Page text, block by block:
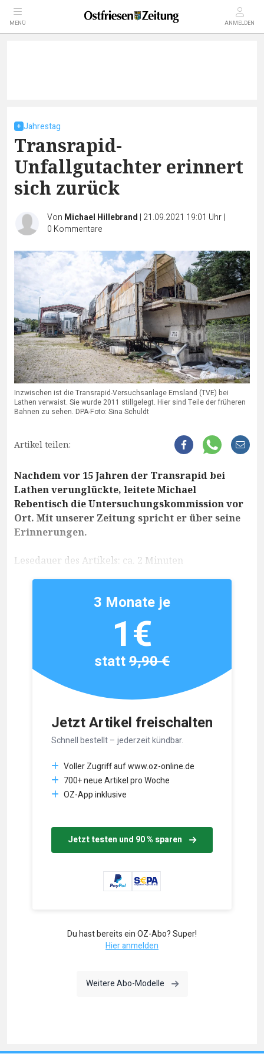
MENÜ ANMELDEN
Jahrestag
Transrapid-
Unfallgutachter erinnert
sich zurück
Von Michael Hillebrand | 21.09.2021 19:01 Uhr|
0 Kommentare
Inzwischen ist die Transrapid-Versuchsanlage Emsland (TVE) bei
Lathen verwaist. Sie wurde 2011 stillgelegt. Hier sind Teile der früheren
Bahnen zu sehen. DPA-Foto: Sina Schuldt
Artikel teilen:
Nachdem vor 15 Jahren der Transrapid bei
Lathen verunglückte, leitete Michael
Rebentisch die Untersuchungskommission vor
Ort. Mit unserer Zeitung spricht er über seine
Erinnerungen.
Lesedauer des Artikels: ca. 2 Minuten
Jetzt Artikel freischalten
Schnell bestellt – jederzeit kündbar.
Voller Zugriff auf www.oz-online.de
700+ neue Artikel pro Woche
OZ-App inklusive
Jetzt testen und 90 % sparen
3 Monate je
1€
statt9,90 €
Du hast bereits ein OZ-Abo? Super!
Hier anmelden
Weitere Abo-Modelle